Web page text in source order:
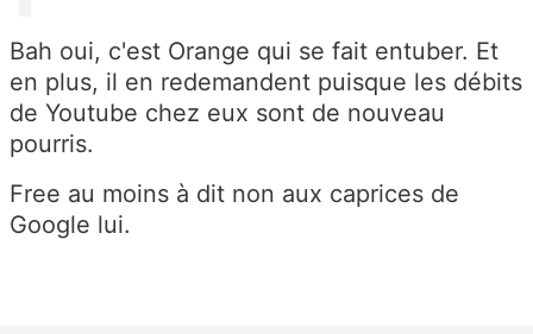
Bah oui, c'est Orange qui se fait entuber. Et
en plus, il en redemandent puisque les débits
de Youtube chez eux sont de nouveau
pourris.
Free au moins à dit non aux caprices de
Google lui.